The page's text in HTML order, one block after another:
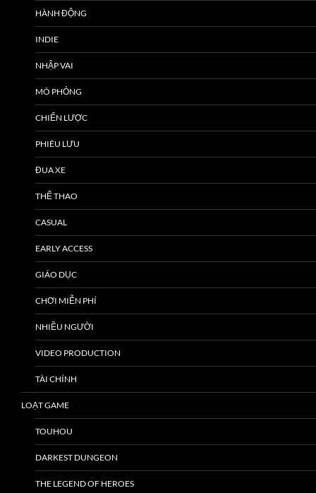
HÀNH ĐỘNG
INDIE
NHẬP VAI
MÔ PHỎNG
CHIẾN LƯỢC
PHIÊU LƯU
ĐUA XE
THỂ THAO
CASUAL
EARLY ACCESS
GIÁO DỤC
CHƠI MIỄN PHÍ
NHIỀU NGƯỜI
VIDEO PRODUCTION
TÀI CHÍNH
LOẠT GAME
TOUHOU
DARKEST DUNGEON
THE LEGEND OF HEROES